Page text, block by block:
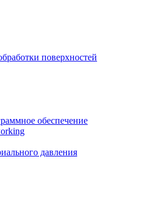
поверхностей
обеспечение
давления